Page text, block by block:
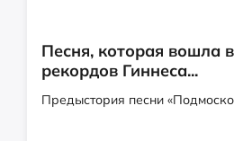
Песня, которая вошла
рекордов Гиннеса...
Предыстория песни